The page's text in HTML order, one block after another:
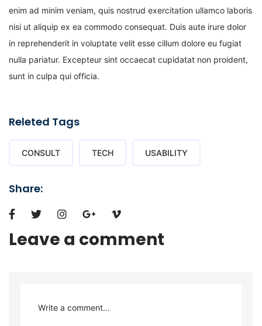
enim ad minim veniam, quis nostrud exercitation ullamco laboris
nisi ut aliquip ex ea commodo consequat. Duis aute irure dolor
in reprehenderit in voluptate velit esse cillum dolore eu fugiat
nulla pariatur. Excepteur sint occaecat cupidatat non proident,
sunt in culpa qui officia.
Releted Tags
CONSULT TECH USABILITY
Share:
Leave a comment